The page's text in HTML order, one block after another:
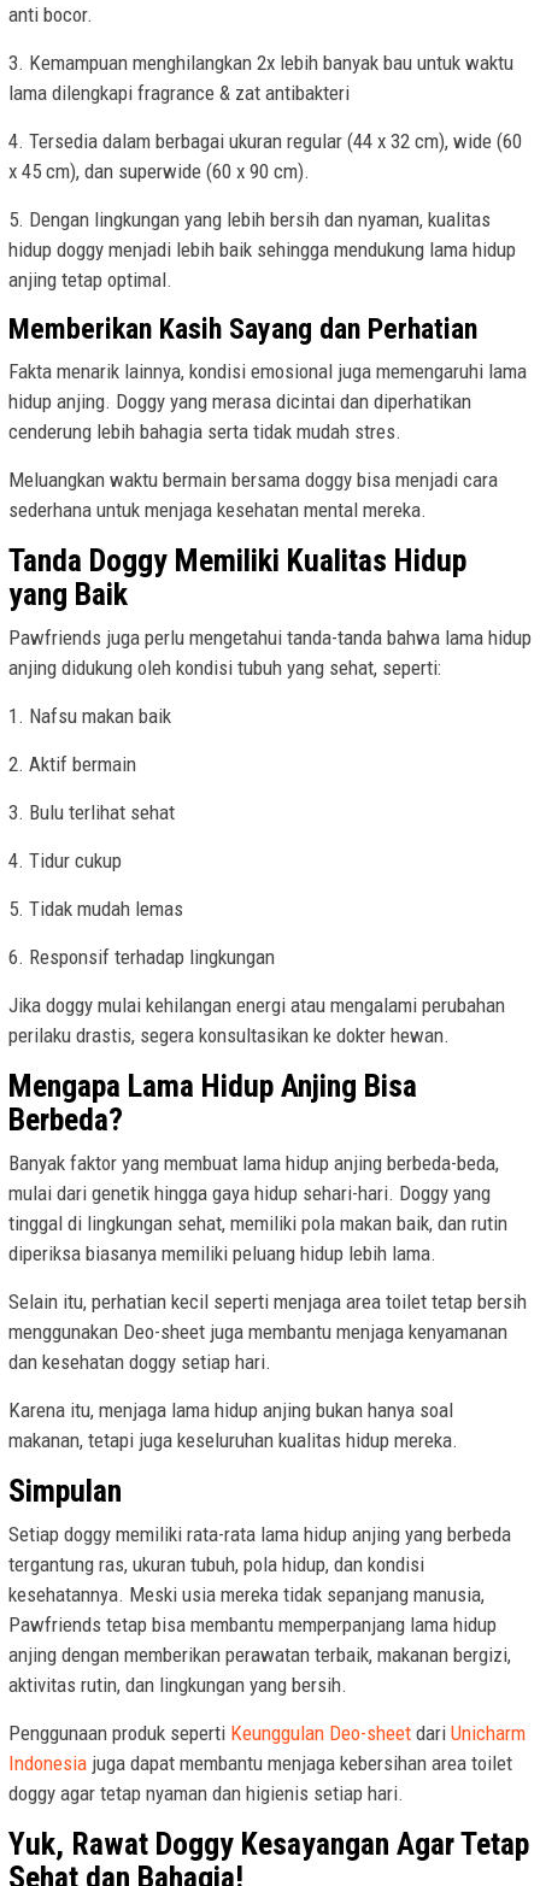
anti bocor.
3. Kemampuan menghilangkan 2x lebih banyak bau untuk waktu
lama dilengkapi fragrance & zat antibakteri
4. Tersedia dalam berbagai ukuran regular (44 x 32 cm), wide (60
x 45 cm), dan superwide (60 x 90 cm).
5. Dengan lingkungan yang lebih bersih dan nyaman, kualitas
hidup doggy menjadi lebih baik sehingga mendukung lama hidup
anjing tetap optimal.
Memberikan Kasih Sayang dan Perhatian
Fakta menarik lainnya, kondisi emosional juga memengaruhi lama
hidup anjing. Doggy yang merasa dicintai dan diperhatikan
cenderung lebih bahagia serta tidak mudah stres.
Meluangkan waktu bermain bersama doggy bisa menjadi cara
sederhana untuk menjaga kesehatan mental mereka.
Tanda Doggy Memiliki Kualitas Hidup
yang Baik
Pawfriends juga perlu mengetahui tanda-tanda bahwa lama hidup
anjing didukung oleh kondisi tubuh yang sehat, seperti:
1. Nafsu makan baik
2. Aktif bermain
3. Bulu terlihat sehat
4. Tidur cukup
5. Tidak mudah lemas
6. Responsif terhadap lingkungan
Jika doggy mulai kehilangan energi atau mengalami perubahan
perilaku drastis, segera konsultasikan ke dokter hewan.
Mengapa Lama Hidup Anjing Bisa
Berbeda?
Banyak faktor yang membuat lama hidup anjing berbeda-beda,
mulai dari genetik hingga gaya hidup sehari-hari. Doggy yang
tinggal di lingkungan sehat, memiliki pola makan baik, dan rutin
diperiksa biasanya memiliki peluang hidup lebih lama.
Selain itu, perhatian kecil seperti menjaga area toilet tetap bersih
menggunakan Deo-sheet juga membantu menjaga kenyamanan
dan kesehatan doggy setiap hari.
Karena itu, menjaga lama hidup anjing bukan hanya soal
makanan, tetapi juga keseluruhan kualitas hidup mereka.
Simpulan
Setiap doggy memiliki rata-rata lama hidup anjing yang berbeda
tergantung ras, ukuran tubuh, pola hidup, dan kondisi
kesehatannya. Meski usia mereka tidak sepanjang manusia,
Pawfriends tetap bisa membantu memperpanjang lama hidup
anjing dengan memberikan perawatan terbaik, makanan bergizi,
aktivitas rutin, dan lingkungan yang bersih.
Penggunaan produk seperti Keunggulan Deo-sheet dari Unicharm
Indonesia juga dapat membantu menjaga kebersihan area toilet
doggy agar tetap nyaman dan higienis setiap hari.
Yuk, Rawat Doggy Kesayangan Agar Tetap
Sehat dan Bahagia!